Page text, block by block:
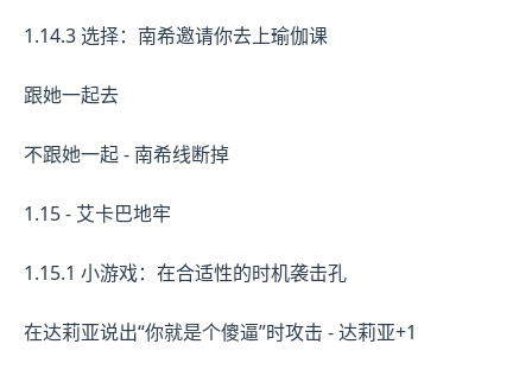
1.14.3 选择：南希邀请你去上瑜伽课
跟她一起去
不跟她一起 - 南希线断掉
1.15 - 艾卡巴地牢
1.15.1 小游戏：在合适性的时机袭击孔
在达莉亚说出“你就是个傻逼”时攻击 - 达莉亚+1